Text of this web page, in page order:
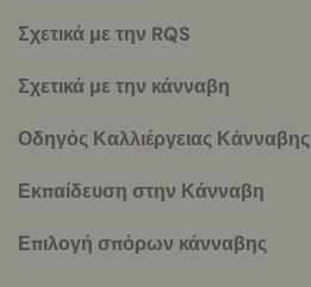
info
Σχετικά με την RQS
Σχετικά με την κάνναβη
Οδηγός Καλλιέργειας Κάνναβης
Εκπαίδευση στην Κάνναβη
Επιλογή σπόρων κάνναβης